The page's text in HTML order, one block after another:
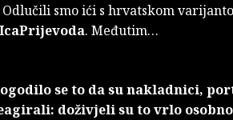
smo ići s hrvatskom
. Međutim…
se to da su nakladnici,
doživjeli su to vrlo